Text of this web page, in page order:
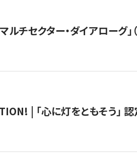
ルチセクター・ダイアローグ
| 「心に灯をともそう」